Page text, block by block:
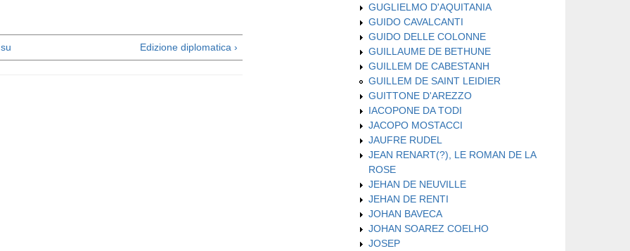
su Edizione diplomatica ›
GUGLIELMO D'AQUITANIA
GUIDO CAVALCANTI
GUIDO DELLE COLONNE
GUILLAUME DE BETHUNE
GUILLEM DE CABESTANH
GUILLEM DE SAINT LEIDIER
GUITTONE D'AREZZO
IACOPONE DA TODI
JACOPO MOSTACCI
JAUFRE RUDEL
JEAN RENART(?), LE ROMAN DE LA
ROSE
JEHAN DE NEUVILLE
JEHAN DE RENTI
JOHAN BAVECA
JOHAN SOAREZ COELHO
JOSEP